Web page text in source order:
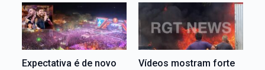
Expectativa é de novo
Vídeos mostram forte